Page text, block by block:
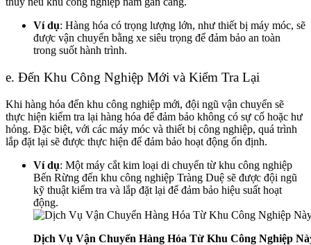
Ví dụ: Hàng hóa có trọng lượng lớn, như thiết bị máy móc, sẽ
được vận chuyển bằng xe siêu trọng để đảm bảo an toàn
trong suốt hành trình.
e. Đến Khu Công Nghiệp Mới và Kiểm Tra Lại
Khi hàng hóa đến khu công nghiệp mới, đội ngũ vận chuyển sẽ
thực hiện kiểm tra lại hàng hóa để đảm bảo không có sự cố hoặc hư
hỏng. Đặc biệt, với các máy móc và thiết bị công nghiệp, quá trình
lắp đặt lại sẽ được thực hiện để đảm bảo hoạt động ổn định.
Ví dụ: Một máy cắt kim loại di chuyển từ khu công nghiệp
Bến Rừng đến khu công nghiệp Tràng Duệ sẽ được đội ngũ
kỹ thuật kiểm tra và lắp đặt lại để đảm bảo hiệu suất hoạt
động.
Dịch Vụ Vận Chuyển Hàng Hóa Từ Khu Công Nghiệp